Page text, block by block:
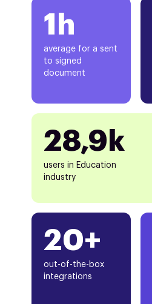
1h
average for a sent
to signed
document
20+
out-of-the-box
integrations
28,9k
users in Education
industry